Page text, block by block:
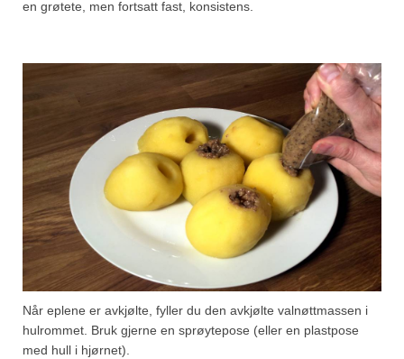
en grøtete, men fortsatt fast, konsistens.
Når eplene er avkjølte, fyller du den avkjølte valnøttmassen i
hulrommet. Bruk gjerne en sprøytepose (eller en plastpose
med hull i hjørnet).